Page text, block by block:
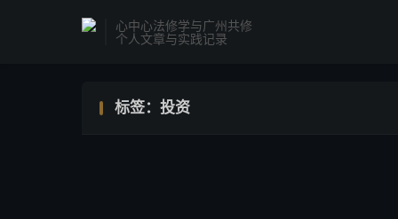
心中心法修学与广州共修
个人文章与实践记录
标签：投资